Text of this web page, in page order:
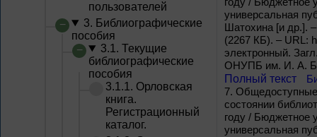
пользователей
3. Библиографические
пособия
3.1. Текущие
библиографические
пособия
3.1.1. Орловская
книга.
Регистрационный
каталог.
универсальная
Шатохина [и др.].
(2267 КБ). – URL:
электронный.
ОНУПБ им. И. А.
Полный текст
7. Общeдоступные
состоянии
году / Бюджетное
универсальная